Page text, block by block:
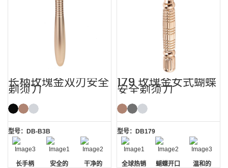
长柄玫瑰金双刃安全
剃须刀
型号：DB-B3B
长手柄 安全的 干净的
179 玫瑰金女式蝴蝶
安全剃须刀
型号：DB179
全球热销 蝴蝶开口 温和的